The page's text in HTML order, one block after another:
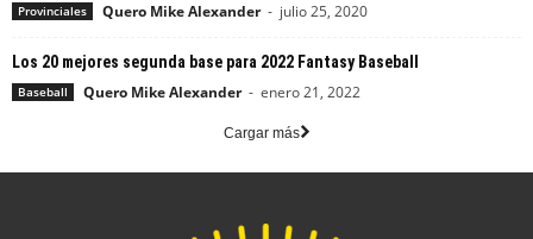
Provinciales Quero Mike Alexander - julio 25, 2020
Los 20 mejores segunda base para 2022 Fantasy Baseball
Baseball Quero Mike Alexander - enero 21, 2022
Cargar más